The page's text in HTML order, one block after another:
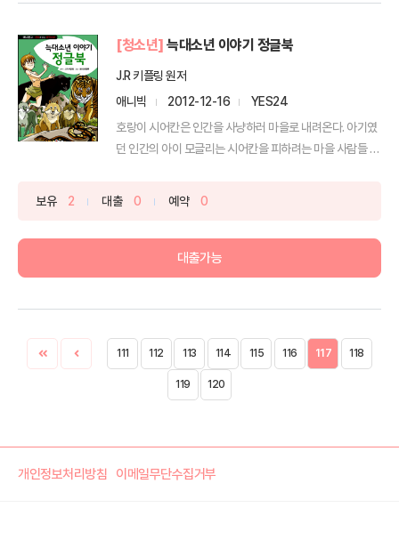
[청소년] 늑대소년 이야기 정글북
J.R 키플링 원저
애니빅
2012-12-16
YES24
호랑이 시어칸은 인간을 사냥하러 마을로 내려온다. 아기였
던 인간의 아이 모글리는 시어칸을 피하려는 마을 사람들 틈
보유 2 대출 0 예약 0
대출가능
111 112 113 114 115 116 117 118
119 120
개인정보처리방침 이메일무단수집거부